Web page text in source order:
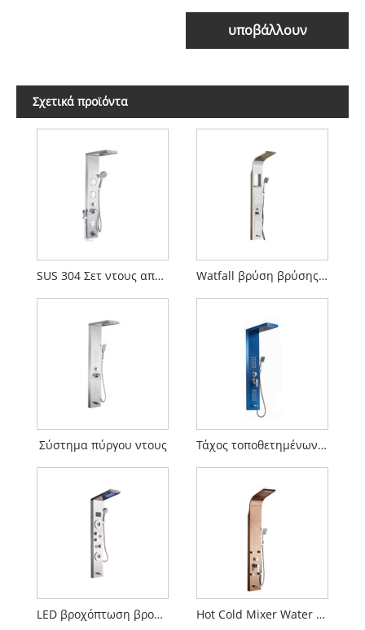
υποβάλλουν
Σχετικά προϊόντα
SUS 304 Σετ ντους από ανοξείδωτο χάλυβα Watfall βρύση βρύσης βρύσης
Σύστημα πύργου ντους Τάχος τοποθετημένων σε τοίχο ντους
LED βροχόπτωση βροχόπτωση ντους ντους Hot Cold Mixer Water Duster Panel